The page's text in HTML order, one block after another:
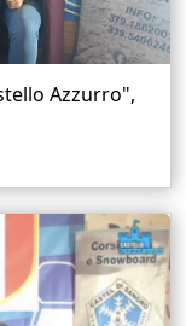
Azzurro",